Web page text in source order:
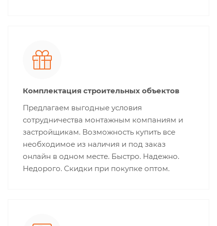
Комплектация строительных объектов
Предлагаем выгодные условия
сотрудничества монтажным компаниям и
застройщикам. Возможность купить все
необходимое из наличия и под заказ
онлайн в одном месте. Быстро. Надежно.
Недорого. Скидки при покупке оптом.